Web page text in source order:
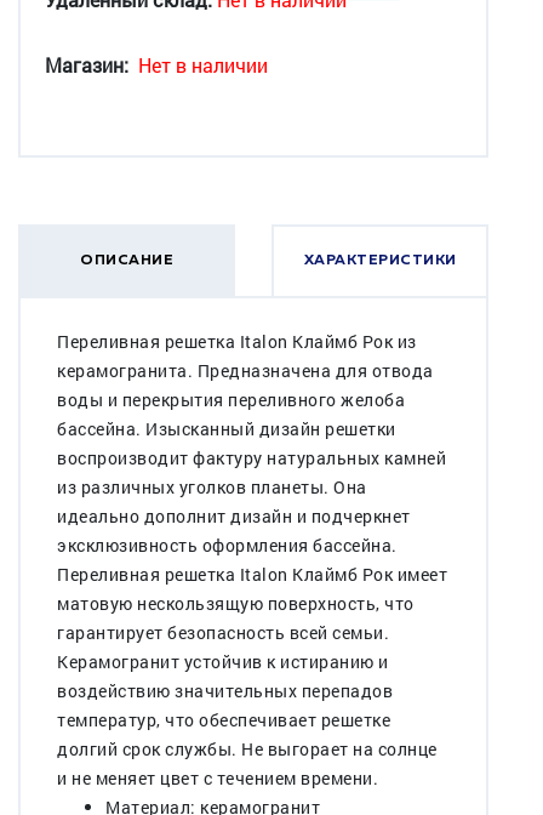
Магазин: Нет в наличии
ОПИСАНИЕ ХАРАКТЕРИСТИКИ
Переливная решетка Italon Клаймб Рок из
керамогранита. Предназначена для отвода
воды и перекрытия переливного желоба
бассейна. Изысканный дизайн решетки
воспроизводит фактуру натуральных камней
из различных уголков планеты. Она
идеально дополнит дизайн и подчеркнет
эксклюзивность оформления бассейна.
Переливная решетка Italon Клаймб Рок имеет
матовую нескользящую поверхность, что
гарантирует безопасность всей семьи.
Керамогранит устойчив к истиранию и
воздействию значительных перепадов
температур, что обеспечивает решетке
долгий срок службы. Не выгорает на солнце
и не меняет цвет с течением времени.
Материал: керамогранит